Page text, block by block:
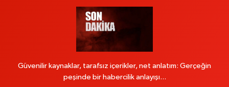
Güvenilir kaynaklar, tarafsız içerikler, net anlatım: Gerçeğin
peşinde bir habercilik anlayışı...